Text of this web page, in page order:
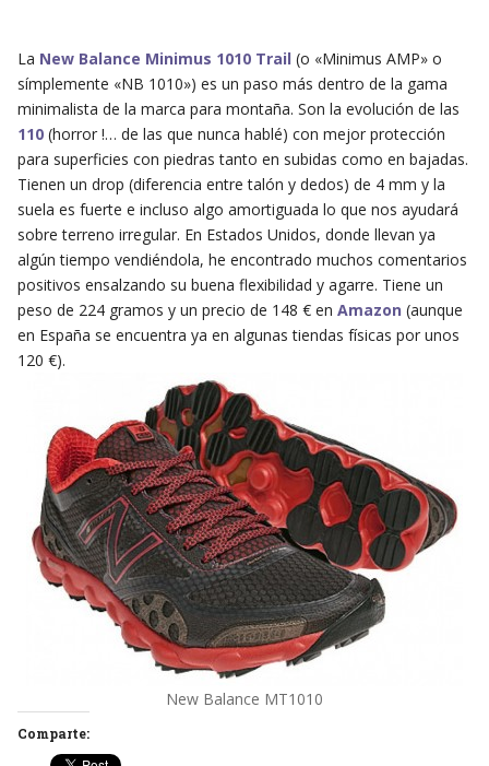
La New Balance Minimus 1010 Trail (o «Minimus AMP» o
símplemente «NB 1010») es un paso más dentro de la gama
minimalista de la marca para montaña. Son la evolución de las
110(horror !… de las que nunca hablé) con mejor protección
para superficies con piedras tanto en subidas como en bajadas.
Tienen un drop (diferencia entre talón y dedos) de 4 mm y la
suela es fuerte e incluso algo amortiguada lo que nos ayudará
sobre terreno irregular. En Estados Unidos, donde llevan ya
algún tiempo vendiéndola, he encontrado muchos comentarios
positivos ensalzando su buena flexibilidad y agarre. Tiene un
peso de 224 gramos y un precio de 148 € en Amazon (aunque
en España se encuentra ya en algunas tiendas físicas por unos
120 €).
New Balance MT1010
Comparte: